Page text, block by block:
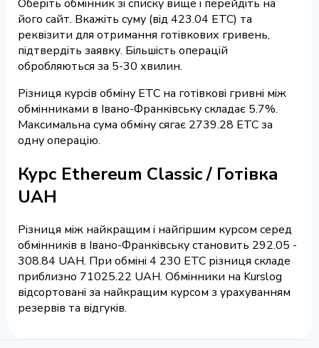
Оберіть обмінник зі списку вище і перейдіть на
його сайт. Вкажіть суму (від 423.04 ETC) та
реквізити для отримання готівкових гривень,
підтвердіть заявку. Більшість операцій
обробляються за 5-30 хвилин.
Різниця курсів обміну ETC на готівкові гривні між
обмінниками в Івано-Франківську складає 5.7%.
Максимальна сума обміну сягає 2739.28 ETC за
одну операцію.
Курс Ethereum Classic / Готівка
UAH
Різниця між найкращим і найгіршим курсом серед
обмінників в Івано-Франківську становить 292.05 -
308.84 UAH. При обміні 4 230 ETC різниця складе
приблизно 71025.22 UAH. Обмінники на Kurslog
відсортовані за найкращим курсом з урахуванням
резервів та відгуків.